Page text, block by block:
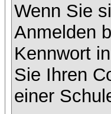
Wenn Sie
Anmelden
Kennwort
Sie Ihren
einer